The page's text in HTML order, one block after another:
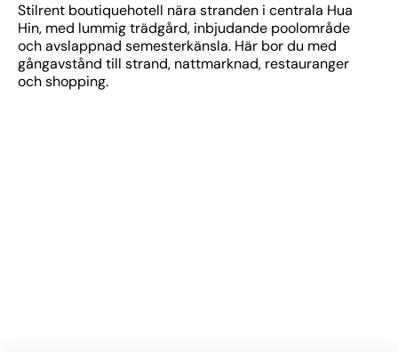
Stilrent boutiquehotell nära stranden i centrala Hua
Hin, med lummig trädgård, inbjudande poolområde
och avslappnad semesterkänsla. Här bor du med
gångavstånd till strand, nattmarknad, restauranger
och shopping.